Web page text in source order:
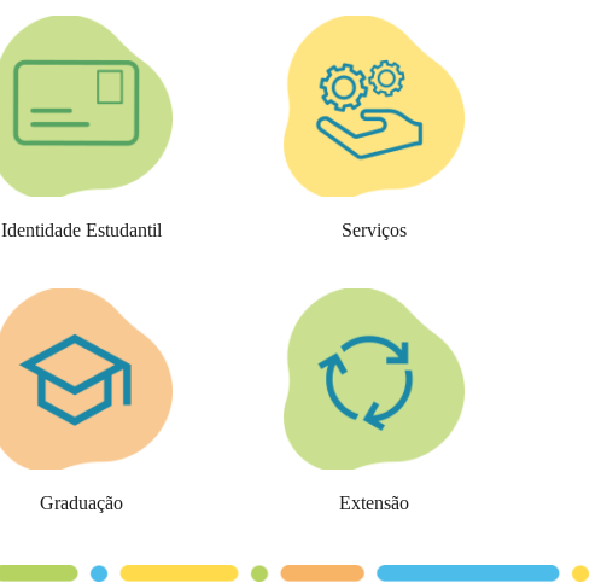
Identidade Estudantil Serviços
Graduação Extensão